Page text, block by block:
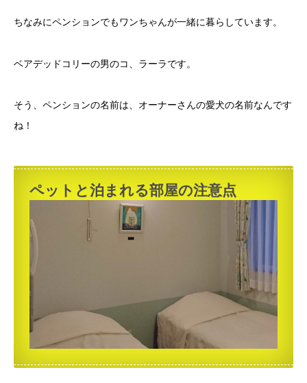
ちなみにペンションでもワンちゃんが一緒に暮らしています。
ベアデッドコリーの男のコ、ラーラです。
そう、ペンションの名前は、オーナーさんの愛犬の名前なんです
ね！
ペットと泊まれる部屋の注意点